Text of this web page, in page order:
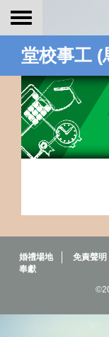
Toggle
堂校事工 (
婚禮場地 免責聲明
奉獻